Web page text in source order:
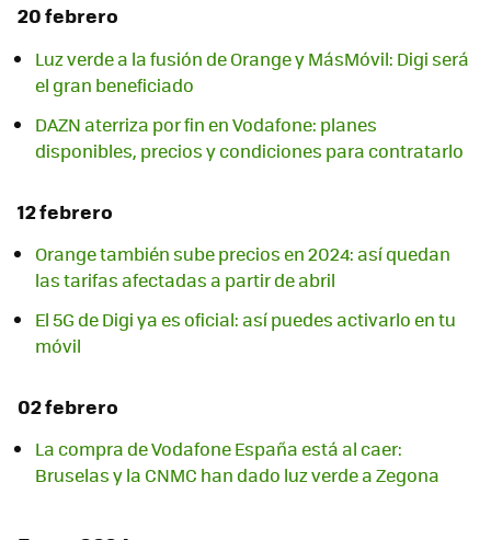
20 febrero
Luz verde a la fusión de Orange y MásMóvil: Digi será
el gran beneficiado
DAZN aterriza por fin en Vodafone: planes
disponibles, precios y condiciones para contratarlo
12 febrero
Orange también sube precios en 2024: así quedan
las tarifas afectadas a partir de abril
El 5G de Digi ya es oficial: así puedes activarlo en tu
móvil
02 febrero
La compra de Vodafone España está al caer:
Bruselas y la CNMC han dado luz verde a Zegona